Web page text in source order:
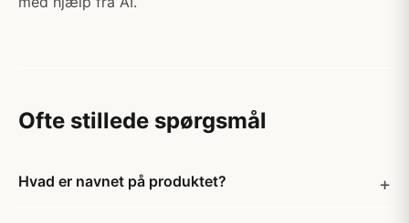
Ofte stillede spørgsmål
Hvad er navnet på produktet?